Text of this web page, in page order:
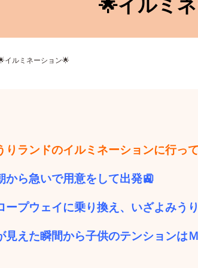
🌟イルミ
イルミネーション🌟
りランドのイルミネーションに行っ
から急いで用意をして出発🚉
ープウェイに乗り換え、いざよみう
見えた瞬間から子供のテンションは